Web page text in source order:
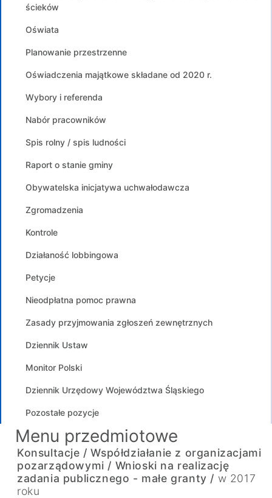
ścieków
Oświata
Planowanie przestrzenne
Oświadczenia majątkowe składane od 2020 r.
Wybory i referenda
Nabór pracowników
Spis rolny / spis ludności
Raport o stanie gminy
Obywatelska inicjatywa uchwałodawcza
Zgromadzenia
Kontrole
Działaność lobbingowa
Petycje
Nieodpłatna pomoc prawna
Zasady przyjmowania zgłoszeń zewnętrznych
Dziennik Ustaw
Monitor Polski
Dziennik Urzędowy Województwa Śląskiego
Pozostałe pozycje
Menu przedmiotowe
Konsultacje / Współdziałanie z organizacjami
pozarządowymi / Wnioski na realizację
zadania publicznego - małe granty / w 2017
roku